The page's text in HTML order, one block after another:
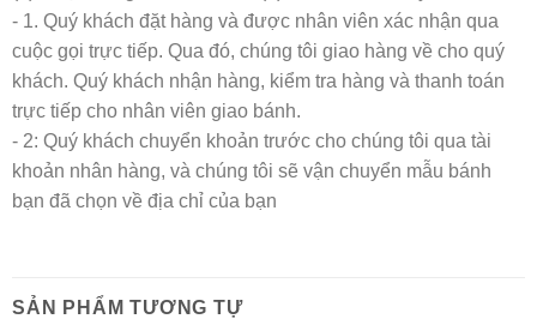
- 1. Quý khách đặt hàng và được nhân viên xác nhận qua
cuộc gọi trực tiếp. Qua đó, chúng tôi giao hàng về cho quý
khách. Quý khách nhận hàng, kiểm tra hàng và thanh toán
trực tiếp cho nhân viên giao bánh.
- 2: Quý khách chuyển khoản trước cho chúng tôi qua tài
khoản nhân hàng, và chúng tôi sẽ vận chuyển mẫu bánh
bạn đã chọn về địa chỉ của bạn
SẢN PHẨM TƯƠNG TỰ